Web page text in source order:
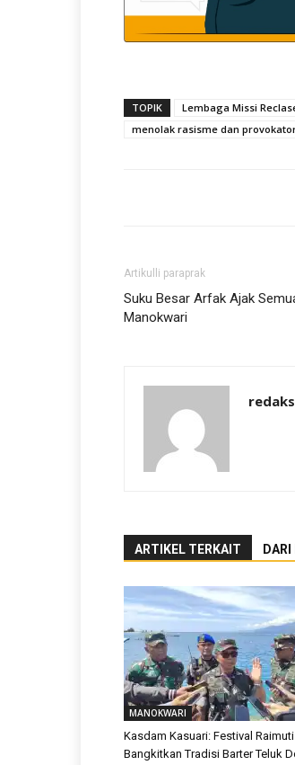
TOPIK Lembaga Missi
menolak rasisme dan
Artikulli paraprak
Suku Besar Arfak Ajak
Manokwari
ARTIKEL TERKAIT
MANOKWARI
Kasdam Kasuari: Festival Raimuti
Bangkitkan Tradisi Barter Teluk